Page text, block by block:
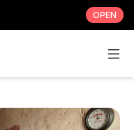
OPEN